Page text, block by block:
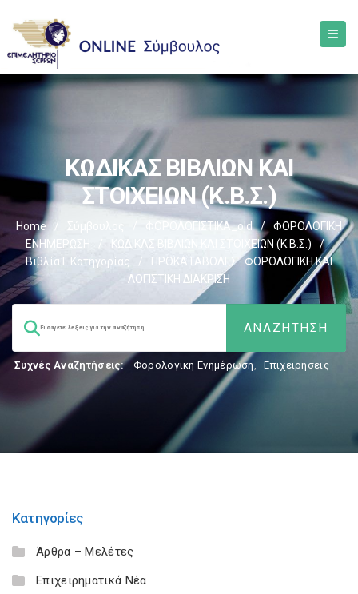
ΚΩΔΙΚΑΣ ΒΙΒΛΙΩΝ ΚΑΙ
ΣΤΟΙΧΕΙΩΝ (Κ.Β.Σ.)
Home / Σύμβουλος ΦΟΡΟΛΟΓΙΣΤΙΚΑ_old /
ΦΟΡΟΛΟΓΙΚΗ
ΕΝΗΜΕΡΩΣΗ
ΚΩΔΙΚΑΣ ΒΙΒΛΙΩΝ ΚΑΙ ΣΤΟΙΧΕΙΩΝ (Κ.Β.Σ.)
/
Βιβλία Γ Κατηγορίας
/
ΠΡΟΚΑΤΑΒΟΛΕΣ : ΦΟΡΟΛΟΓΙΚΗ ΚΑΙ
ΛΟΓΙΣΤΙΚΗ ΔΙΑΚΡΙΣΗ
Συχνές Αναζητήσεις: Φορολογικη Ενημέρωση, Επιχειρήσεις
Κατηγορίες
Άρθρα – Μελέτες
Επιχειρηματικά Νέα